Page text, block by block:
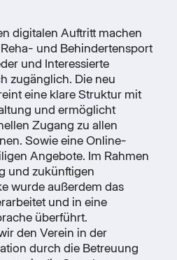
digitalen Auftritt machen
und Behindertensport
und Interessierte
zugänglich. Die neu
eine klare Struktur mit
und ermöglicht
Zugang zu allen
Sowie eine Online-
Angebote. Im Rahmen
und zukünftigen
wurde außerdem das
und in eine
überführt.
den Verein in der
durch die Betreuung